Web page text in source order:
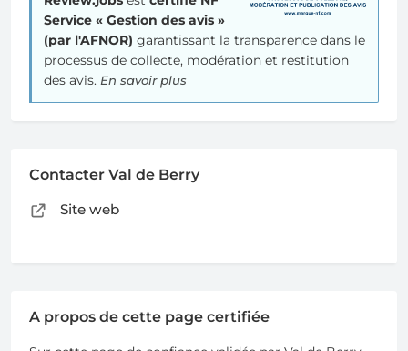
Service « Gestion des avis »
(par l'AFNOR) garantissant la transparence dans le
processus de collecte, modération et restitution
des avis. En savoir plus
Contacter Val de Berry
Site web
A propos de cette page certifiée